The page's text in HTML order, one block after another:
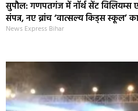
सुपौल: गणपतगंज में नॉर्थ सेंट विलियम्स
संपन्न, नए ब्रांच ‘वात्सल्य किड्स स्कूल’
News Express Bihar